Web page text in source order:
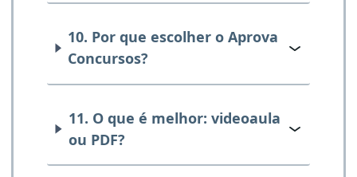
10. Por que escolher o Aprova
Concursos?
11. O que é melhor: videoaula
ou PDF?